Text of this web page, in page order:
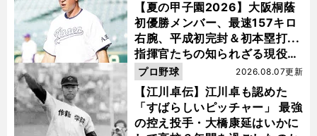
【夏の甲子園2026】大阪桐蔭
初優勝メンバー、最速157キロ
右腕、平成初完封＆初本塁打...
指揮官たちの知られざる現役時
代
【江川卓伝】江川卓も認めた
「すばらしいピッチャー」 最強
の控え投手・大橋康延はいかに
2026.08.07更新
プロ野球